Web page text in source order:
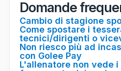
Domande
Cambio di stagione
Come spostare i
tecnici/dirigenti o
Non riesco più ad
con Golee Pay
L'allenatore non vede